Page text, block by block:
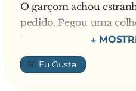
Vendo a francesa falar a
e a
americana começou:
- Quando cheguei em
- Eu, a partir de hoje,
O garçom achou
pedido. Pegou uma
levou para o cego, que
— Hummm, ótimo
arroz à grega... Pode
No dia seguinte, a
👍🏼